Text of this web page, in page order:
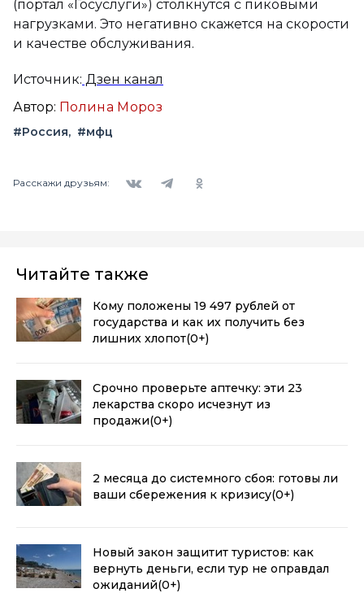
(портал «Госуслуги») столкнутся с пиковыми
нагрузками. Это негативно скажется на скорости
и качестве обслуживания.
Источник: Дзен канал
Автор: Полина Мороз
#Россия #мфц
Расскажи друзьям:
Читайте также
Кому положены 19 497 рублей от
государства и как их получить без
лишних хлопот(0+)
Срочно проверьте аптечку: эти 23
лекарства скоро исчезнут из
продажи(0+)
2 месяца до системного сбоя: готовы ли
ваши сбережения к кризису(0+)
Новый закон защитит туристов: как
вернуть деньги, если тур не оправдал
ожиданий(0+)